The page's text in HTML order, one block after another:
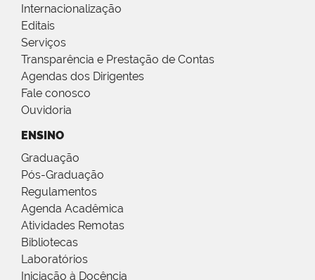
Internacionalização
Editais
Serviços
Transparência e Prestação de Contas
Agendas dos Dirigentes
Fale conosco
Ouvidoria
ENSINO
Graduação
Pós-Graduação
Regulamentos
Agenda Acadêmica
Atividades Remotas
Bibliotecas
Laboratórios
Iniciação à Docência